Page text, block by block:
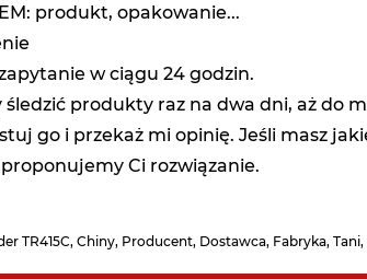
produkt, opakowanie...
w ciągu 24 godzin.
śledzić produkty raz na dwa dni, aż do
go i przekaż mi opinię. Jeśli masz
Ci rozwiązanie.
TR415C, Chiny, Producent, Dostawca, Fabryka,